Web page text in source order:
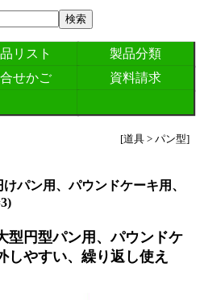
リスト
製品分類
せかご
資料請求
[道具 > パン型]
パン用、パウンドケーキ用、
型円型パン用、パウンドケ
しやすい、繰り返し使え